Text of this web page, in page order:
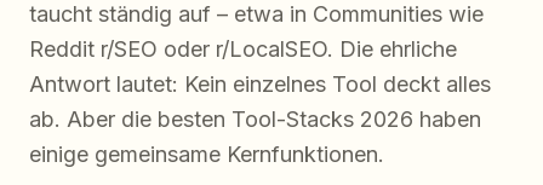
taucht ständig auf – etwa in Communities wie
Reddit r/SEO oder r/LocalSEO. Die ehrliche
Antwort lautet: Kein einzelnes Tool deckt alles
ab. Aber die besten Tool-Stacks 2026 haben
einige gemeinsame Kernfunktionen.